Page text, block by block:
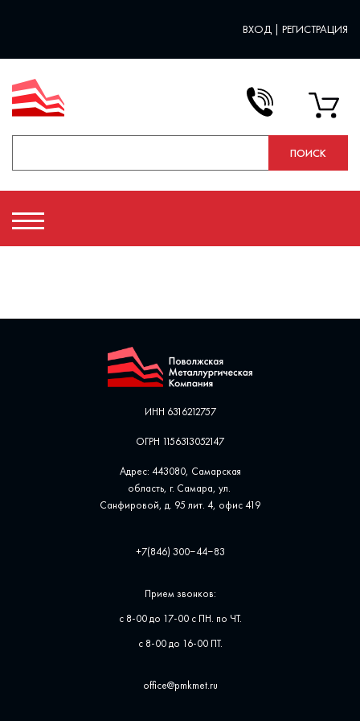
ВХОД | РЕГИСТРАЦИЯ
ИНН 6316212757
ОГРН 1156313052147
Адрес: 443080, Самарская
область, г. Самара, ул. ​
Санфировой, д. 95 лит. 4, офис ​419
+7(846) 300‒44‒83
Прием звонков:
с 8-00 до 17-00 с ПН. по ЧТ.
с 8-00 до 16-00 ПТ.
office@pmkmet.ru